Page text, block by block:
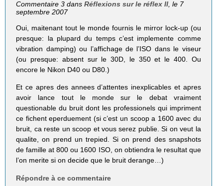
Commentaire 3 dansRéflexions sur le réflex II, le 7
septembre 2007
Oui, maitenant tout le monde fournis le mirror lock-up (ou
presque: la plupard du temps c’est implemente comme
vibration damping) ou l’affichage de l’ISO dans le viseur
(ou presque: absent sur le 30D, le 350 et le 400. Ou
encore le Nikon D40 ou D80.)
Et ce apres des annees d’attentes inexplicables et apres
avoir lance tout le monde sur le debat vraiment
questionable du bruit dont les professionels qui impriment
ce fichent eperduement (si c’est un scoop a 1600 avec du
bruit, ca reste un scoop et vous serez publie. Si on veut la
qualite, on prend un trepied. Si on prend des snapshots
de famille at 800 ou 1600 ISO, on obtiendra le resultat que
l’on merite si on decide que le bruit derange…)
Répondre à ce commentaire